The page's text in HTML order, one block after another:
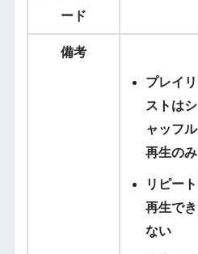
ード
備考
プレイリ
ストはシ
ャッフル
再生のみ
リピート
再生でき
ない